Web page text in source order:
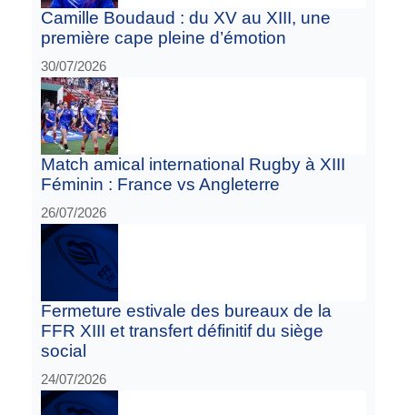
Camille Boudaud : du XV au XIII, une
première cape pleine d’émotion
30/07/2026
Match amical international Rugby à XIII
Féminin : France vs Angleterre
26/07/2026
Fermeture estivale des bureaux de la
FFR XIII et transfert définitif du siège
social
24/07/2026